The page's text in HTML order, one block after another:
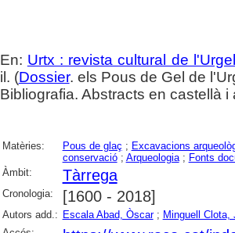
En: Urtx : revista cultural de
il. (Dossier. els Pous de Gel de
Bibliografia. Abstracts en castellà i
Matèries: Pous de glaç ; Excavacions
conservació; Arqueologia; Fonts
Àmbit:
Tàrrega
Cronologia: [1600 - 2018]
Autors add.: Escala Abad, Òscar; Minguell Clota,